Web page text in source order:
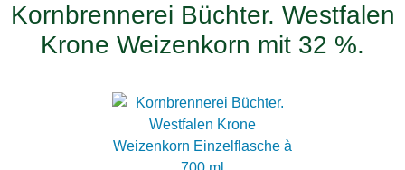
Kornbrennerei Büchter. Westfalen
Krone Weizenkorn mit 32 %.